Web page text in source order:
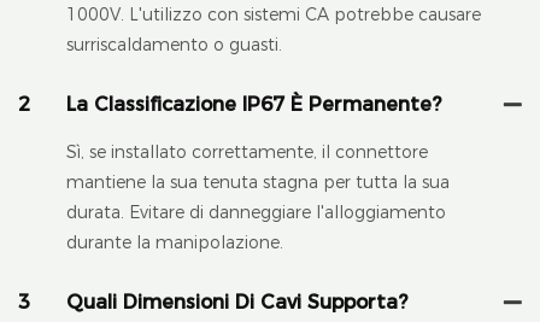
1000V. L'utilizzo con sistemi CA potrebbe causare
surriscaldamento o guasti.
2 La Classificazione IP67 È Permanente?
Sì, se installato correttamente, il connettore
mantiene la sua tenuta stagna per tutta la sua
durata. Evitare di danneggiare l'alloggiamento
durante la manipolazione.
3 Quali Dimensioni Di Cavi Supporta?